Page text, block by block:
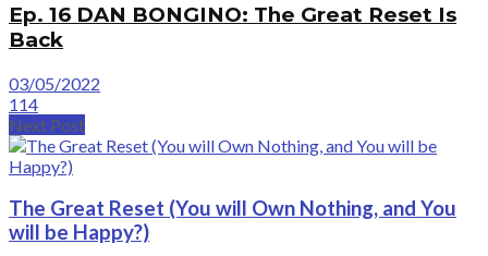
Ep. 16 DAN BONGINO: The Great Reset Is
Back
03/05/2022
114
Next Post
The Great Reset (You will Own Nothing, and You
will be Happy?)